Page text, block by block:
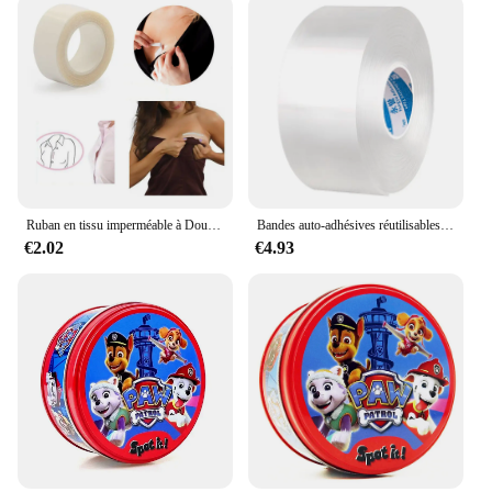
€2.02
Bandes auto-adhésives réutilisables, bande de caractère double face, étanche, aucune trace, lavable, transparent, viscosité du bain
€4.93